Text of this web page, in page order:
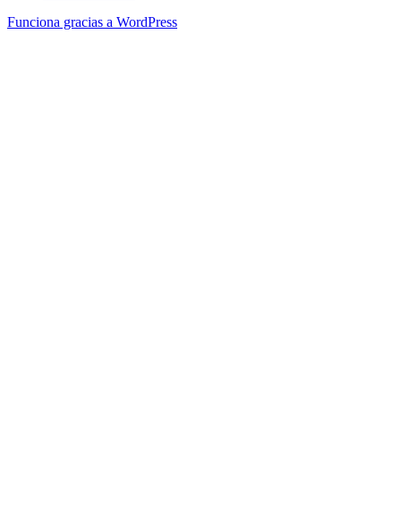
Funciona gracias a WordPress